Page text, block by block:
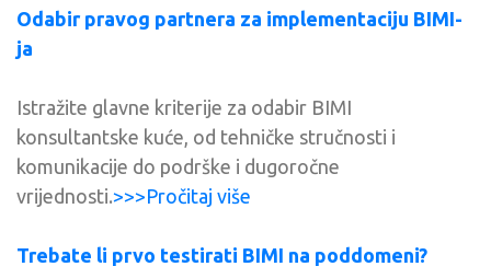
Odabir pravog partnera za implementaciju BIMI-
ja
Istražite glavne kriterije za odabir BIMI
konsultantske kuće, od tehničke stručnosti i
komunikacije do podrške i dugoročne
vrijednosti.>>>Pročitaj više
Trebate li prvo testirati BIMI na poddomeni?